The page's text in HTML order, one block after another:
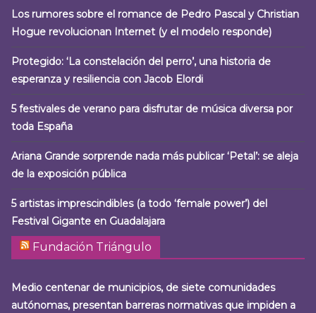
Los rumores sobre el romance de Pedro Pascal y Christian
Hogue revolucionan Internet (y el modelo responde)
Protegido: ‘La constelación del perro’, una historia de
esperanza y resiliencia con Jacob Elordi
5 festivales de verano para disfrutar de música diversa por
toda España
Ariana Grande sorprende nada más publicar ‘Petal’: se aleja
de la exposición pública
5 artistas imprescindibles (a todo ‘female power’) del
Festival Gigante en Guadalajara
Fundación Triángulo
Medio centenar de municipios, de siete comunidades
autónomas, presentan barreras normativas que impiden a